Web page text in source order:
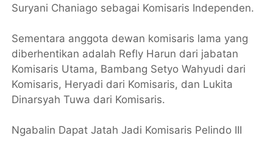
Suryani Chaniago sebagai Komisaris Independen.
Sementara anggota dewan komisaris lama yang
diberhentikan adalah Refly Harun dari jabatan
Komisaris Utama, Bambang Setyo Wahyudi dari
Komisaris, Heryadi dari Komisaris, dan Lukita
Dinarsyah Tuwa dari Komisaris.
Ngabalin Dapat Jatah Jadi Komisaris Pelindo III